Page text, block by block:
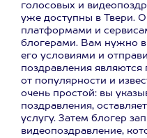
голосовых и
уже доступны в Твери.
платформами и
блогерами. Вам нужно
его условиями и
поздравления являются
от популярности и
очень простой: вы
поздравления,
услугу. Затем блогер
видеопоздравление,